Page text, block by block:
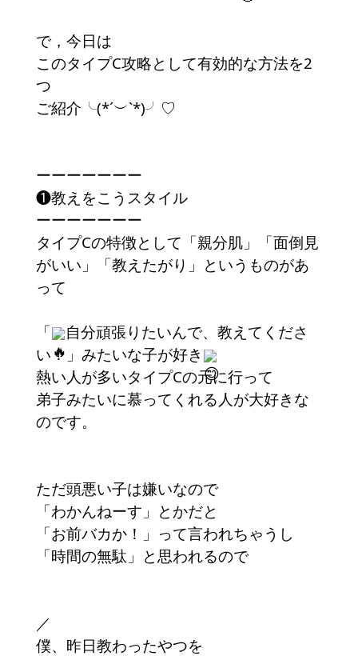
で，今日は
このタイプC攻略として有効的な方法を2
つ
ご紹介╰(*´︶`*)╯♡
ーーーーーーー
❶教えをこうスタイル
ーーーーーーー
タイプCの特徴として「親分肌」「面倒見
がいい」「教えたがり」というものがあ
って
「
自分頑張りたいんで、教えてくださ
い！」みたいな子が好き
熱い人が多いタイプCの元に行って
弟子みたいに慕ってくれる人が大好きな
のです。
ただ頭悪い子は嫌いなので
「わかんねーす」とかだと
「お前バカか！」って言われちゃうし
「時間の無駄」と思われるので
／
僕、昨日教わったやつを